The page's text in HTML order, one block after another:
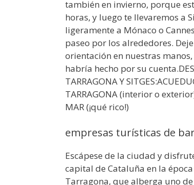
también en invierno, porque
horas, y luego te llevaremos a
ligeramente a Mónaco o
paseo por los alrededores.
orientación en nuestras
habría hecho por su
TARRAGONA Y
TARRAGONA (interior o
MAR (¡qué rico!)
empresas turísticas de
Escápese de la ciudad y
capital de Cataluña en la
Tarragona, que alberga uno